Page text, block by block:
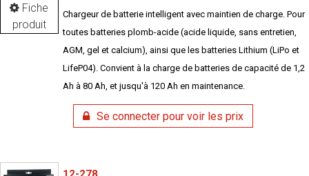
Fiche
produit
Chargeur de batterie intelligent avec maintien de charge. Pour
toutes batteries plomb-acide (acide liquide, sans entretien,
AGM, gel et calcium), ainsi que les batteries Lithium (LiPo et
LifeP04). Convient à la charge de batteries de capacité de 1,2
Ah à 80 Ah, et jusqu'à 120 Ah en maintenance.
Se connecter pour voir les prix